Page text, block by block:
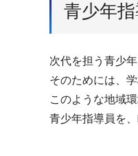
青少年
次代を担う青少
そのためには、
このような地域
青少年指導員を